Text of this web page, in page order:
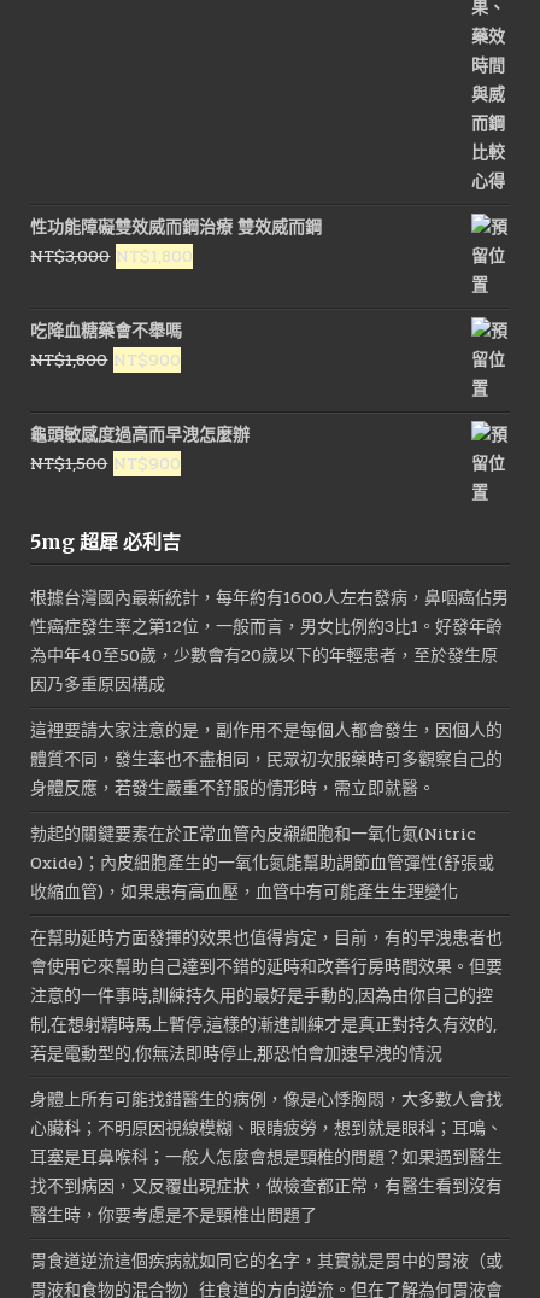
性功能障礙雙效威而鋼治療 雙效威而鋼
NT$3,000 原
價
格：
NT$3,000。
NT$1,800
價
吃降血糖藥會不舉嗎
NT$1,800 原
價
格：
NT$1,800。
NT$900
價
格：
NT$900。
龜頭敏感度過高而早洩怎麼辦
NT$1,500 原
格：
NT$900
5mg 超犀 必利吉
根據台灣國內最新統計，每年約有1600人左右發病，鼻咽癌佔男
性癌症發生率之第12位，一般而言，男女比例約3比1。好發年齡
為中年40至50歲，少數會有20歲以下的年輕患者，至於發生原
因乃多重原因構成
這裡要請大家注意的是，副作用不是每個人都會發生，因個人的
體質不同，發生率也不盡相同，民眾初次服藥時可多觀察自己的
身體反應，若發生嚴重不舒服的情形時，需立即就醫。
勃起的關鍵要素在於正常血管內皮襯細胞和一氧化氮(Nitric
Oxide)；內皮細胞產生的一氧化氮能幫助調節血管彈性(舒張或
收縮血管)，如果患有高血壓，血管中有可能產生生理變化
在幫助延時方面發揮的效果也值得肯定，目前，有的早洩患者也
會使用它來幫助自己達到不錯的延時和改善行房時間效果。但要
注意的一件事時,訓練持久用的最好是手動的,因為由你自己的控
制,在想射精時馬上暫停,這樣的漸進訓練才是真正對持久有效的,
若是電動型的,你無法即時停止,那恐怕會加速早洩的情況
身體上所有可能找錯醫生的病例，像是心悸胸悶，大多數人會找
心臟科；不明原因視線模糊、眼睛疲勞，想到就是眼科；耳鳴、
耳塞是耳鼻喉科；一般人怎麼會想是頸椎的問題？如果遇到醫生
找不到病因，又反覆出現症狀，做檢查都正常，有醫生看到沒有
醫生時，你要考慮是不是頸椎出問題了
胃食道逆流這個疾病就如同它的名字，其實就是胃中的胃液（或
胃液和食物的混合物）往食道的方向逆流。但在了解為何胃液會